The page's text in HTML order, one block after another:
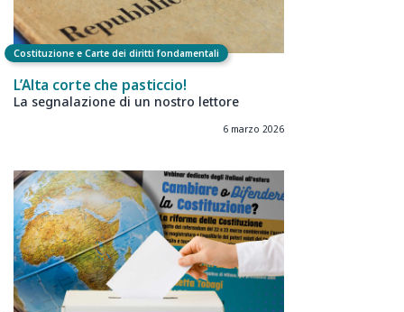
Costituzione e Carte dei diritti fondamentali
L’Alta corte che pasticcio!
La segnalazione di un nostro lettore
6 marzo 2026